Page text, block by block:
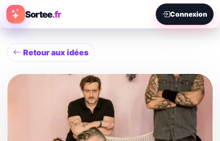
Sortee.fr Connexion
Retour aux idées